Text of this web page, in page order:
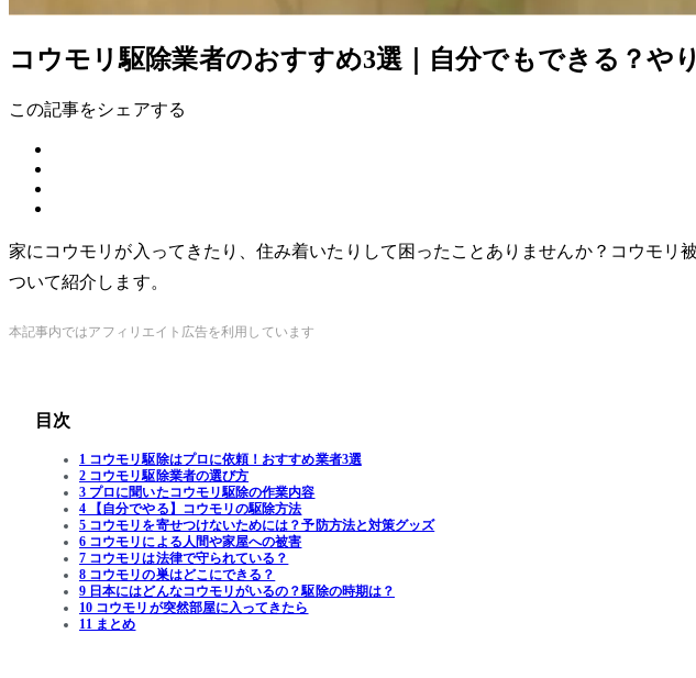
コウモリ駆除業者のおすすめ3選｜自分でもできる？や
この記事をシェアする
家にコウモリが入ってきたり、住み着いたりして困ったことありませんか？コウモ
ついて紹介します。
本記事内ではアフィリエイト広告を利用しています
目次
1 コウモリ駆除はプロに依頼！おすすめ業者3選
2 コウモリ駆除業者の選び方
3 プロに聞いたコウモリ駆除の作業内容
4 【自分でやる】コウモリの駆除方法
5 コウモリを寄せつけないためには？予防方法と対策グッズ
6 コウモリによる人間や家屋への被害
7 コウモリは法律で守られている？
8 コウモリの巣はどこにできる？
9 日本にはどんなコウモリがいるの？駆除の時期は？
10 コウモリが突然部屋に入ってきたら
11 まとめ